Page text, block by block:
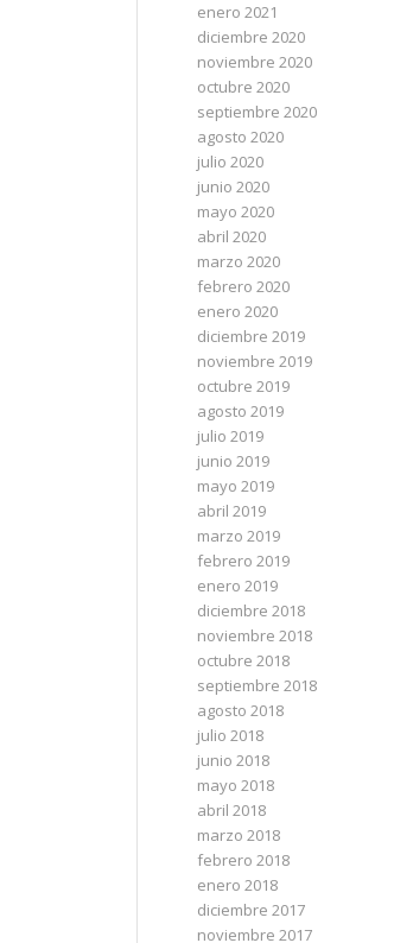
enero 2021
diciembre 2020
noviembre 2020
octubre 2020
septiembre 2020
agosto 2020
julio 2020
junio 2020
mayo 2020
abril 2020
marzo 2020
febrero 2020
enero 2020
diciembre 2019
noviembre 2019
octubre 2019
agosto 2019
julio 2019
junio 2019
mayo 2019
abril 2019
marzo 2019
febrero 2019
enero 2019
diciembre 2018
noviembre 2018
octubre 2018
septiembre 2018
agosto 2018
julio 2018
junio 2018
mayo 2018
abril 2018
marzo 2018
febrero 2018
enero 2018
diciembre 2017
noviembre 2017